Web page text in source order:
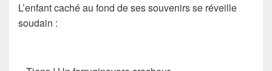
L’enfant caché au fond de ses souvenirs se réveille
soudain :